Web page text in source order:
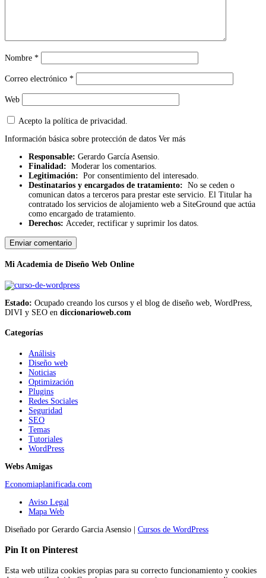
Nombre *
Correo electrónico *
Web
Acepto la política de privacidad.
Información básica sobre protección de datos Ver más
Responsable: Gerardo García Asensio.
Finalidad: Moderar los comentarios.
Legitimación: Por consentimiento del interesado.
Destinatarios y encargados de tratamiento: No se ceden o
comunican datos a terceros para prestar este servicio. El Titular ha
contratado los servicios de alojamiento web a SiteGround que actúa
como encargado de tratamiento.
Derechos: Acceder, rectificar y suprimir los datos.
Mi Academia de Diseño Web Online
Estado: Ocupado creando los cursos y el blog de diseño web, WordPress,
DIVI y SEO en diccionarioweb.com
Categorías
Análisis
Diseño web
Noticias
Optimización
Plugins
Redes Sociales
Seguridad
SEO
Temas
Tutoriales
WordPress
Webs Amigas
Economiaplanificada.com
Aviso Legal
Mapa Web
Diseñado por Gerardo Garcia Asensio | Cursos de WordPress
Pin It on Pinterest
Esta web utiliza cookies propias para su correcto funcionamiento y cookies